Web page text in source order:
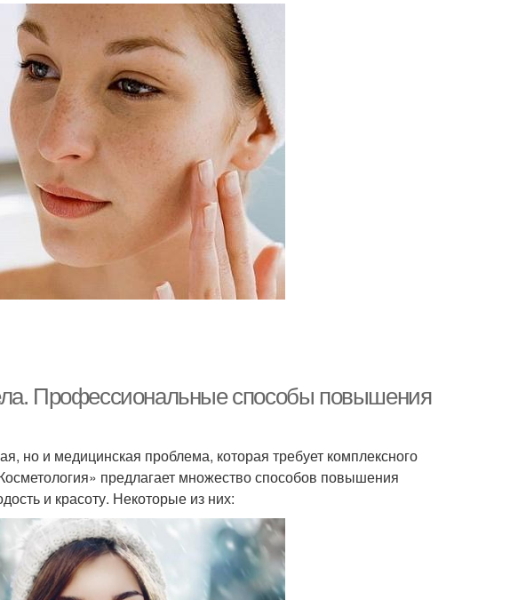
Профессиональные способы повышения
но и медицинская проблема, которая требует комплексного
предлагает множество способов повышения
и красоту. Некоторые из них: